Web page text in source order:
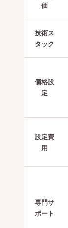
価
技術ス
タック
価格設
定
設定費
用
専門サ
ポート